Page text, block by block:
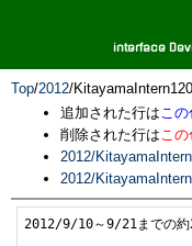
interface
Top/2012/
追加された行はこの
削除された行はこの
2012/
2012/
2012/9/10～9/21までの約2